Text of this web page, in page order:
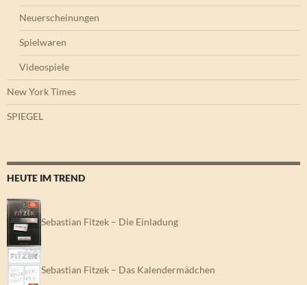
Neuerscheinungen
Spielwaren
Videospiele
New York Times
SPIEGEL
HEUTE IM TREND
Sebastian Fitzek – Die Einladung
Sebastian Fitzek – Das Kalendermädchen